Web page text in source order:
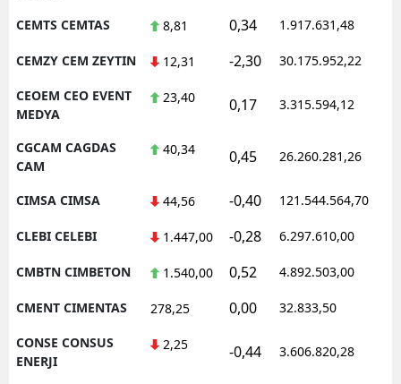
CEMTS CEMTAS 8,81 0,34 1.917.631,48
CEMZY CEM ZEYTIN 12,31 -2,30 30.175.952,22
CEOEM CEO EVENT
MEDYA
23,40 0,17 3.315.594,12
CGCAM CAGDAS
CAM
40,34 0,45 26.260.281,26
CIMSA CIMSA 44,56 -0,40 121.544.564,70
CLEBI CELEBI 1.447,00 -0,28 6.297.610,00
CMBTN CIMBETON 1.540,00 0,52 4.892.503,00
CMENT CIMENTAS 278,25 0,00 32.833,50
CONSE CONSUS
ENERJI
2,25 -0,44 3.606.820,28